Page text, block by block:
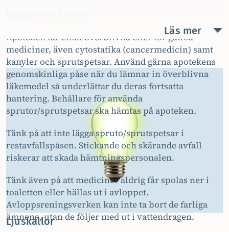
Apoteken tar emot överblivna eller för gamla
mediciner, även cytostatika (cancermedicin) samt
kanyler och sprutspetsar. Använd gärna apotekens
genomskinliga påse när du lämnar in överblivna
läkemedel så underlättar du deras fortsatta
hantering. Behållare för använda
sprutor/sprutspetsar ska hämtas på apoteken.
Tänk på att inte lägga spruto/sprutspetsar i
restavfallspåsen. Stickande och skärande avfall
riskerar att skada hämtningspersonalen.
Tänk även på att mediciner aldrig får spolas ner i
toaletten eller hällas ut i avloppet.
Avloppsreningsverken kan inte ta bort de farliga
ämnena, utan de följer med ut i vattendragen.
Läs mer
Ljuskällor